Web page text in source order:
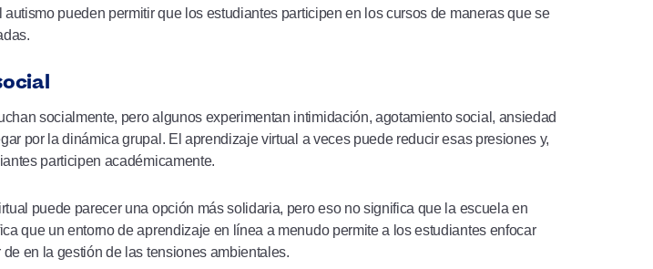
pueden permitir que los estudiantes participen en los cursos de maneras que se
socialmente, pero algunos experimentan intimidación, agotamiento social, ansiedad
por la dinámica grupal. El aprendizaje virtual a veces puede reducir esas presiones y,
participen académicamente.
puede parecer una opción más solidaria, pero eso no significa que la escuela en
que un entorno de aprendizaje en línea a menudo permite a los estudiantes enfocar
en la gestión de las tensiones ambientales.